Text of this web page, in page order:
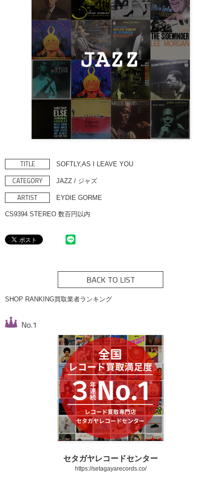
TITLE SOFTLY,AS I LEAVE YOU
CATEGORY JAZZ / ジャズ
ARTIST EYDIE GORME
CS9394 STEREO 数百円以内
BACK TO LIST
SHOP RANKING買取業者ランキング
セタガヤレコードセンター
https://setagayarecords.co/